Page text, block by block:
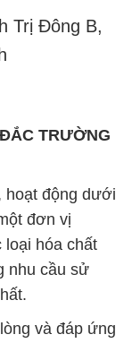
Trị Đông B,
TRƯỜNG
hoạt động dưới
đơn vị
loại hóa chất
nhu cầu sử
và đáp ứng